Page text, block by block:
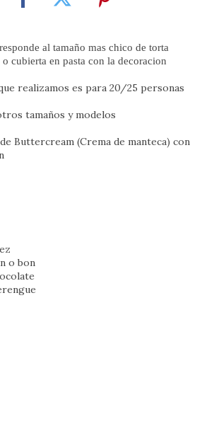
al tamaño mas chico de torta
cubierta en pasta con la decoracion
realizamos es para 20/25 personas
tamaños y modelos
Buttercream (Crema de manteca) con
o bon